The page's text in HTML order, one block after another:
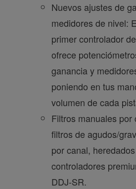
Nuevos ajustes de
medidores de nivel:
primer controlador
ofrece
ganancia y
poniendo en tus
volumen de cada
Filtros manuales por
filtros de agudos/
por canal,
controladores
DDJ-SR.